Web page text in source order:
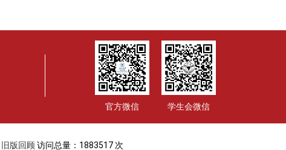
官方微信
学生会微信
旧版回顾访问总量： 1883517 次